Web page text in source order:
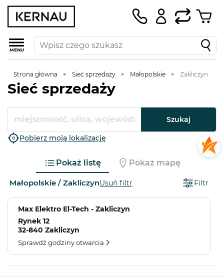
MENU
Strona główna Sieć sprzedaży Małopolskie Zakliczyn
Sieć sprzedaży
Szukaj
Pobierz moją lokalizację
Pokaż listę Pokaż mapę
Małopolskie / ZakliczynUsuń filtr Filtr
Max Elektro El-Tech - Zakliczyn
Rynek 12
32-840 Zakliczyn
Sprawdź godziny otwarcia